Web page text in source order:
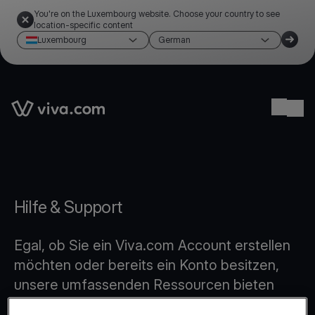
You're on the Luxembourg website. Choose your country to see
location-specific content
Luxembourg
German
Link to the homepage
Hilfe & Support
Egal, ob Sie ein Viva.com Account erstellen
möchten oder bereits ein Konto besitzen,
unsere umfassenden Ressourcen bieten
Ihnen alle Antworten, die Sie benötigen. Von